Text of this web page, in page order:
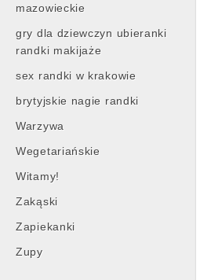
mazowieckie
gry dla dziewczyn ubieranki
randki makijaże
sex randki w krakowie
brytyjskie nagie randki
Warzywa
Wegetariańskie
Witamy!
Zakąski
Zapiekanki
Zupy